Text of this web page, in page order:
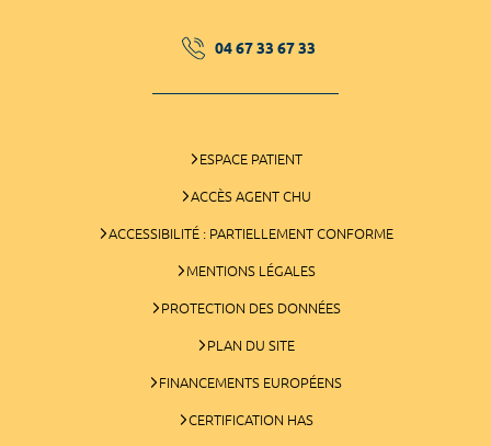
04 67 33 67 33
ESPACE PATIENT
ACCÈS AGENT CHU
ACCESSIBILITÉ : PARTIELLEMENT CONFORME
MENTIONS LÉGALES
PROTECTION DES DONNÉES
PLAN DU SITE
FINANCEMENTS EUROPÉENS
CERTIFICATION HAS